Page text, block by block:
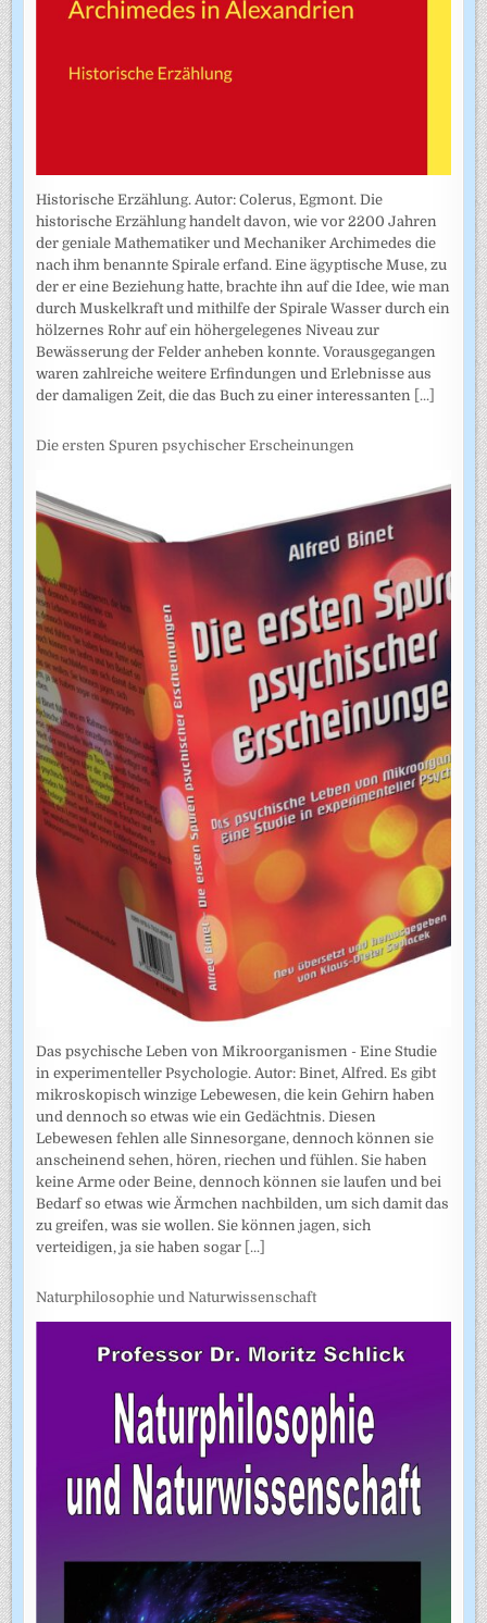
Historische Erzählung. Autor: Colerus, Egmont. Die
historische Erzählung handelt davon, wie vor 2200 Jahren
der geniale Mathematiker und Mechaniker Archimedes die
nach ihm benannte Spirale erfand. Eine ägyptische Muse, zu
der er eine Beziehung hatte, brachte ihn auf die Idee, wie man
durch Muskelkraft und mithilfe der Spirale Wasser durch ein
hölzernes Rohr auf ein höhergelegenes Niveau zur
Bewässerung der Felder anheben konnte. Vorausgegangen
waren zahlreiche weitere Erfindungen und Erlebnisse aus
der damaligen Zeit, die das Buch zu einer interessanten [...]
Die ersten Spuren psychischer Erscheinungen
Das psychische Leben von Mikroorganismen - Eine Studie
in experimenteller Psychologie. Autor: Binet, Alfred. Es gibt
mikroskopisch winzige Lebewesen, die kein Gehirn haben
und dennoch so etwas wie ein Gedächtnis. Diesen
Lebewesen fehlen alle Sinnesorgane, dennoch können sie
anscheinend sehen, hören, riechen und fühlen. Sie haben
keine Arme oder Beine, dennoch können sie laufen und bei
Bedarf so etwas wie Ärmchen nachbilden, um sich damit das
zu greifen, was sie wollen. Sie können jagen, sich
verteidigen, ja sie haben sogar [...]
Naturphilosophie und Naturwissenschaft